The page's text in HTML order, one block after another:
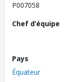
P007058
Chef d’équipe
Pays
Équateur